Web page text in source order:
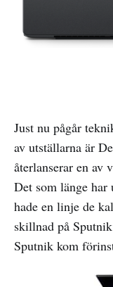
Just nu pågår
av utställarna är
återlanserar en av
Det som länge
hade en linje de
skillnad på
Sputnik kom